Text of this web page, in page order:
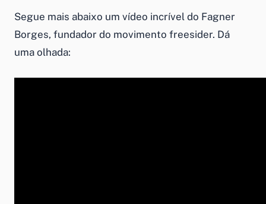
Segue mais abaixo um vídeo incrível do Fagner
Borges, fundador do movimento freesider. Dá
uma olhada: